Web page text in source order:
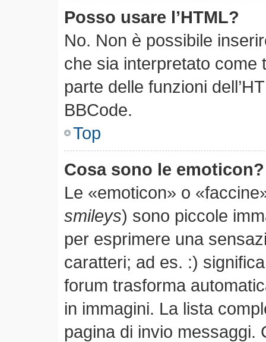
Posso usare l’HTML?
No. Non è possibile
che sia interpretato come
parte delle funzioni
BBCode.
Top
Cosa sono le emoticon?
Le «emoticon» o
smileys) sono piccole
per esprimere una
caratteri; ad es. :)
forum trasforma
in immagini. La lista
pagina di invio messaggi.